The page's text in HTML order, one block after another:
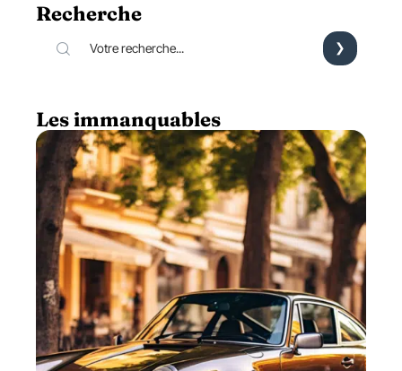
Recherche
Les immanquables